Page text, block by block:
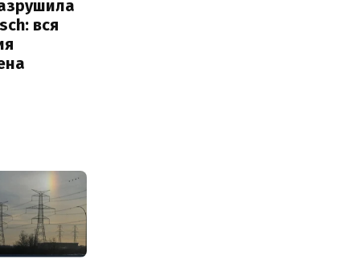
вся